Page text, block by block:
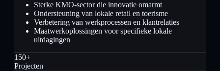
Sterke KMO-sector die innovatie omarmt
Ondersteuning van lokale retail en toerisme
Verbetering van werkprocessen en klantrelaties
Maatwerkoplossingen voor specifieke lokale
uitdagingen
150+
Projecten